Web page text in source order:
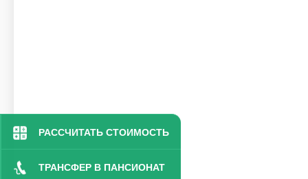
РАССЧИТАТЬ СТОИМОСТЬ
ТРАНСФЕР В ПАНСИОНАТ